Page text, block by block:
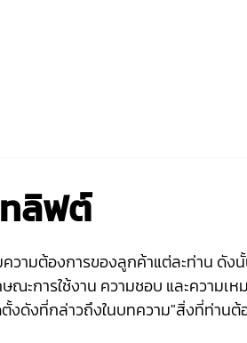
ทลิฟต์
วามต้องการของลูกค้าแต่ละท่าน ดั
ะการใช้งาน ความชอบ และความเ
งดังที่กล่าวถึงในบทความ"สิ่งที่ท่าน